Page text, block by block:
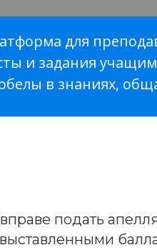
для
и задания
в знаниях,
подать